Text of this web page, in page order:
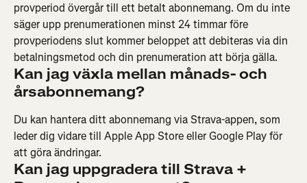
provperiod övergår till ett betalt abonnemang. Om du inte
säger upp prenumerationen minst 24 timmar före
provperiodens slut kommer beloppet att debiteras via din
betalningsmetod och din prenumeration att börja gälla.
Kan jag växla mellan månads- och
årsabonnemang?
Du kan hantera ditt abonnemang via Strava-appen, som
leder dig vidare till Apple App Store eller Google Play för
att göra ändringar.
Kan jag uppgradera till Strava +